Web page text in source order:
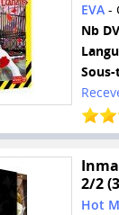
EVA-
Nb
2/2
Hot